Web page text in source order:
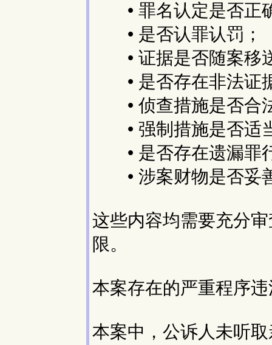
• 罪名认定是否正
• 是否认罪认罚；
• 证据是否随案移
• 是否存在非法证
• 侦查措施是否合
• 强制措施是否适
• 是否存在遗漏罪
• 涉案财物是否妥
这些内容均需要充分
限。
本案存在的严重程序
本案中，公诉人未听